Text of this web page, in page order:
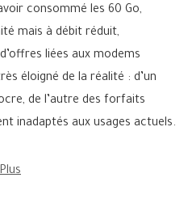
consommé les 60 Go,
mais à débit réduit,
liées aux modems
éloigné de la réalité : d’un
de l’autre des forfaits
inadaptés aux usages actuels.